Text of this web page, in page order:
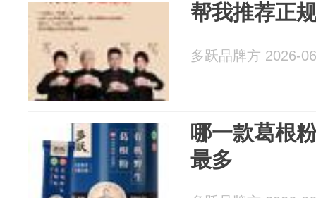
帮我推荐正
多跃品牌方 2026-
哪一款葛根
最多